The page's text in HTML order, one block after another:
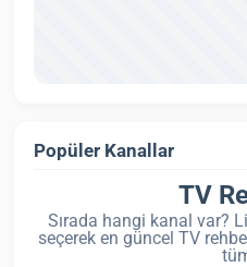
Popüler Kanallar
TV
Sırada hangi kanal var?
seçerek en güncel TV